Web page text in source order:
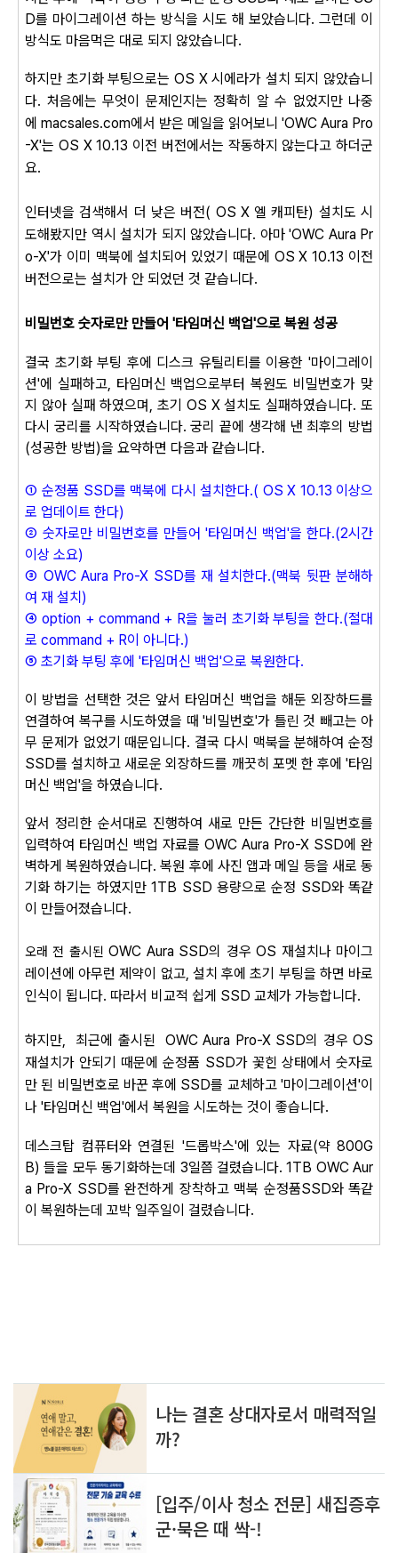
D를 마이그레이션 하는 방식을 시도 해 보았습니다. 그런데 이
방식도 마음먹은 대로 되지 않았습니다.
하지만 초기화 부팅으로는 OS X 시에라가 설치 되지 않았습니
다. 처음에는 무엇이 문제인지는 정확히 알 수 없었지만 나중
에 macsales.com에서 받은 메일을 읽어보니 'OWC Aura Pro
-X'는 OS X 10.13 이전 버전에서는 작동하지 않는다고 하더군
요.
인터넷을 검색해서 더 낮은 버전( OS X 엘 캐피탄) 설치도 시
도해봤지만 역시 설치가 되지 않았습니다. 아마 'OWC Aura Pr
o-X'가 이미 맥북에 설치되어 있었기 때문에 OS X 10.13 이전
버전으로는 설치가 안 되었던 것 같습니다.
비밀번호 숫자로만 만들어 '타임머신 백업'으로 복원 성공
결국 초기화 부팅 후에 디스크 유틸리티를 이용한 '마이그레이
션'에 실패하고, 타임머신 백업으로부터 복원도 비밀번호가 맞
지 않아 실패 하였으며, 초기 OS X설치도 실패하였습니다.또
다시 궁리를 시작하였습니다. 궁리 끝에 생각해 낸 최후의 방법
(성공한 방법)을 요약하면 다음과 같습니다.
① 순정품 SSD를 맥북에 다시 설치한다.( OS X 10.13 이상으
로 업데이트 한다)
② 숫자로만 비밀번호를 만들어 '타임머신 백업'을 한다.(2시간
이상 소요)
③ OWC Aura Pro-X SSD를 재 설치한다.(맥북 뒷판 분해하
여 재 설치)
④ option + command + R을 눌러 초기화 부팅을 한다.(절대
로 command + R이 아니다.)
⑤ 초기화 부팅 후에 '타임머신 백업'으로 복원한다.
이 방법을 선택한 것은 앞서 타임머신 백업을 해둔 외장하드를
연결하여 복구를 시도하였을 때 '비밀번호'가 틀린 것 빼고는 아
무 문제가 없었기 때문입니다. 결국 다시 맥북을 분해하여 순정
SSD를 설치하고 새로운 외장하드를 깨끗히 포멧 한 후에 '타임
머신 백업'을 하였습니다.
앞서 정리한 순서대로 진행하여 새로 만든 간단한 비밀번호를
입력하여 타임머신 백업 자료를 OWC Aura Pro-X SSD에 완
벽하게 복원하였습니다. 복원 후에 사진 앱과 메일 등을 새로 동
기화 하기는 하였지만 1TB SSD 용량으로 순정 SSD와 똑같
이 만들어졌습니다.
오래 전 출시된OWC Aura SSD의 경우 OS 재설치나 마이그
레이션에 아무런 제약이 없고, 설치 후에 초기 부팅을 하면 바로
인식이 됩니다. 따라서 비교적 쉽게 SSD 교체가 가능합니다.
하지만, 최근에 출시된 OWC Aura Pro-XSSD의 경우 OS
재설치가 안되기 때문에 순정품 SSD가 꽃힌 상태에서 숫자로
만 된 비밀번호로 바꾼 후에 SSD를 교체하고 '마이그레이션'이
나 '타임머신 백업'에서 복원을 시도하는 것이 좋습니다.
데스크탑 컴퓨터와 연결된 '드롭박스'에 있는 자료(약 800G
B) 들을 모두 동기화하는데 3일쯤 걸렸습니다. 1TB OWC Aur
a Pro-X SSD를 완전하게 장착하고 맥북 순정품SSD와 똑같
이 복원하는데 꼬박 일주일이 걸렸습니다.